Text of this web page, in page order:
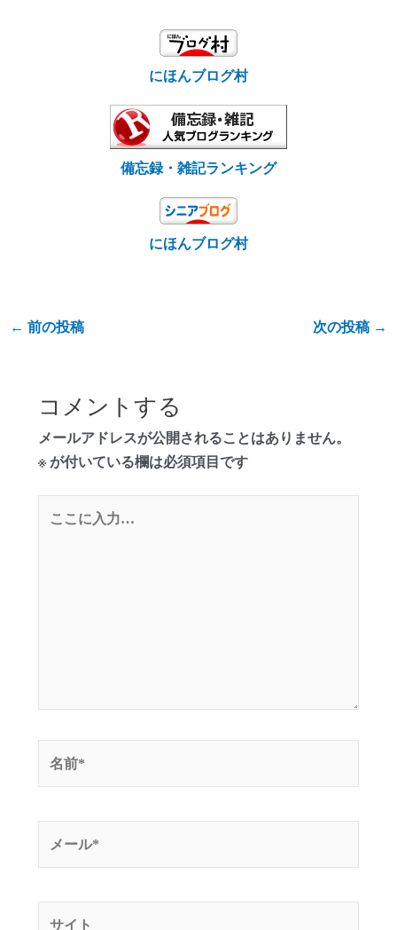
にほんブログ村
備忘録・雑記ランキング
にほんブログ村
← 前の投稿 次の投稿 →
コメントする
メールアドレスが公開されることはありません。
※が付いている欄は必須項目です
*